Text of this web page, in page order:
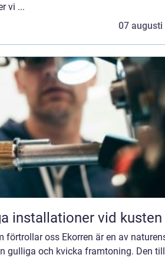
vi ...
07 augusti
installationer vid kusten
förtrollar oss Ekorren är en av
gulliga och kvicka framtoning. Den